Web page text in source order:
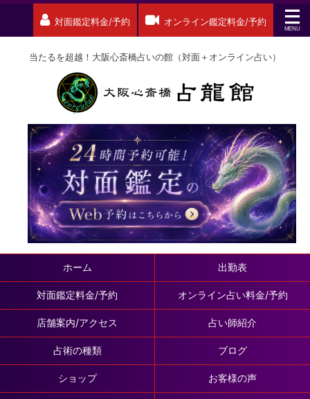
対面鑑定料金/予約 オンライン鑑定料金/予約
当たるを超越！大阪心斎橋占いの館（対面＋オンライン占い）
ホーム 出勤表
対面鑑定料金/予約 オンライン占い料金/予約
店舗案内/アクセス 占い師紹介
占術の種類 ブログ
ショップ お客様の声